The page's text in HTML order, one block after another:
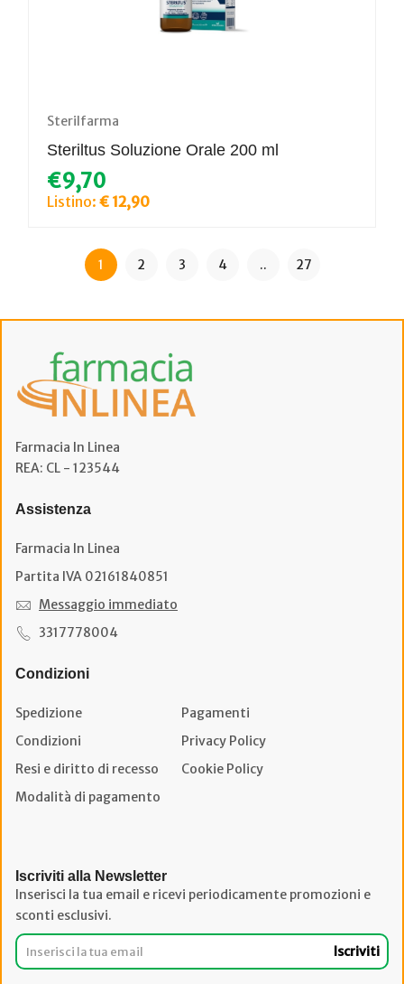
Sterilfarma
Steriltus Soluzione Orale 200 ml
€9,70
Listino: € 12,90
1 2 3 4 .. 27
Farmacia In Linea
REA: CL - 123544
Assistenza
Farmacia In Linea
Partita IVA 02161840851
Messaggio immediato
3317778004
Condizioni
Spedizione
Pagamenti
Condizioni
Privacy Policy
Resi e diritto di recesso
Cookie Policy
Modalità di pagamento
Iscriviti alla Newsletter
Inserisci la tua email e ricevi periodicamente promozioni e
sconti esclusivi.
Iscriviti